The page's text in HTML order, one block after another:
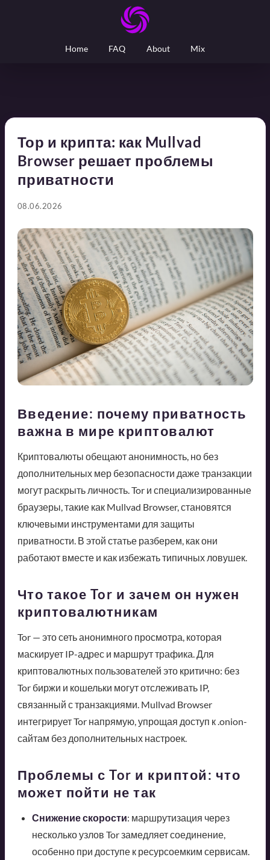
Home FAQ About Mix
Тор и крипта: как Mullvad
Browser решает проблемы
приватности
08.06.2026
Введение: почему приватность
важна в мире криптовалют
Криптовалюты обещают анонимность, но без
дополнительных мер безопасности даже транзакции
могут раскрыть личность. Tor и специализированные
браузеры, такие как Mullvad Browser, становятся
ключевыми инструментами для защиты
приватности. В этой статье разберем, как они
работают вместе и как избежать типичных ловушек.
Что такое Tor и зачем он нужен
криптовалютникам
Tor — это сеть анонимного просмотра, которая
маскирует IP-адрес и маршрут трафика. Для
криптовалютных пользователей это критично: без
Tor биржи и кошельки могут отслеживать IP,
связанный с транзакциями. Mullvad Browser
интегрирует Tor напрямую, упрощая доступ к .onion-
сайтам без дополнительных настроек.
Проблемы с Tor и криптой: что
может пойти не так
Снижение скорости: маршрутизация через
несколько узлов Tor замедляет соединение,
особенно при доступе к ресурсоемким сервисам.